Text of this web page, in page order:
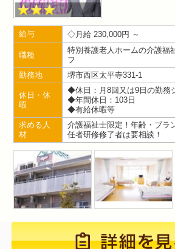
給与 月給 230,000円 ～
職種
特別養護老人ホームの介護福
フ
勤務地
堺市西区太平寺331-1
休日・休
暇
◆休日：月8回又は9日の勤務
◆年間休日：103日
◆有給休暇等
求める人
材
介護福祉士限定！年齢・ブラ
任者研修修了者は要相談！